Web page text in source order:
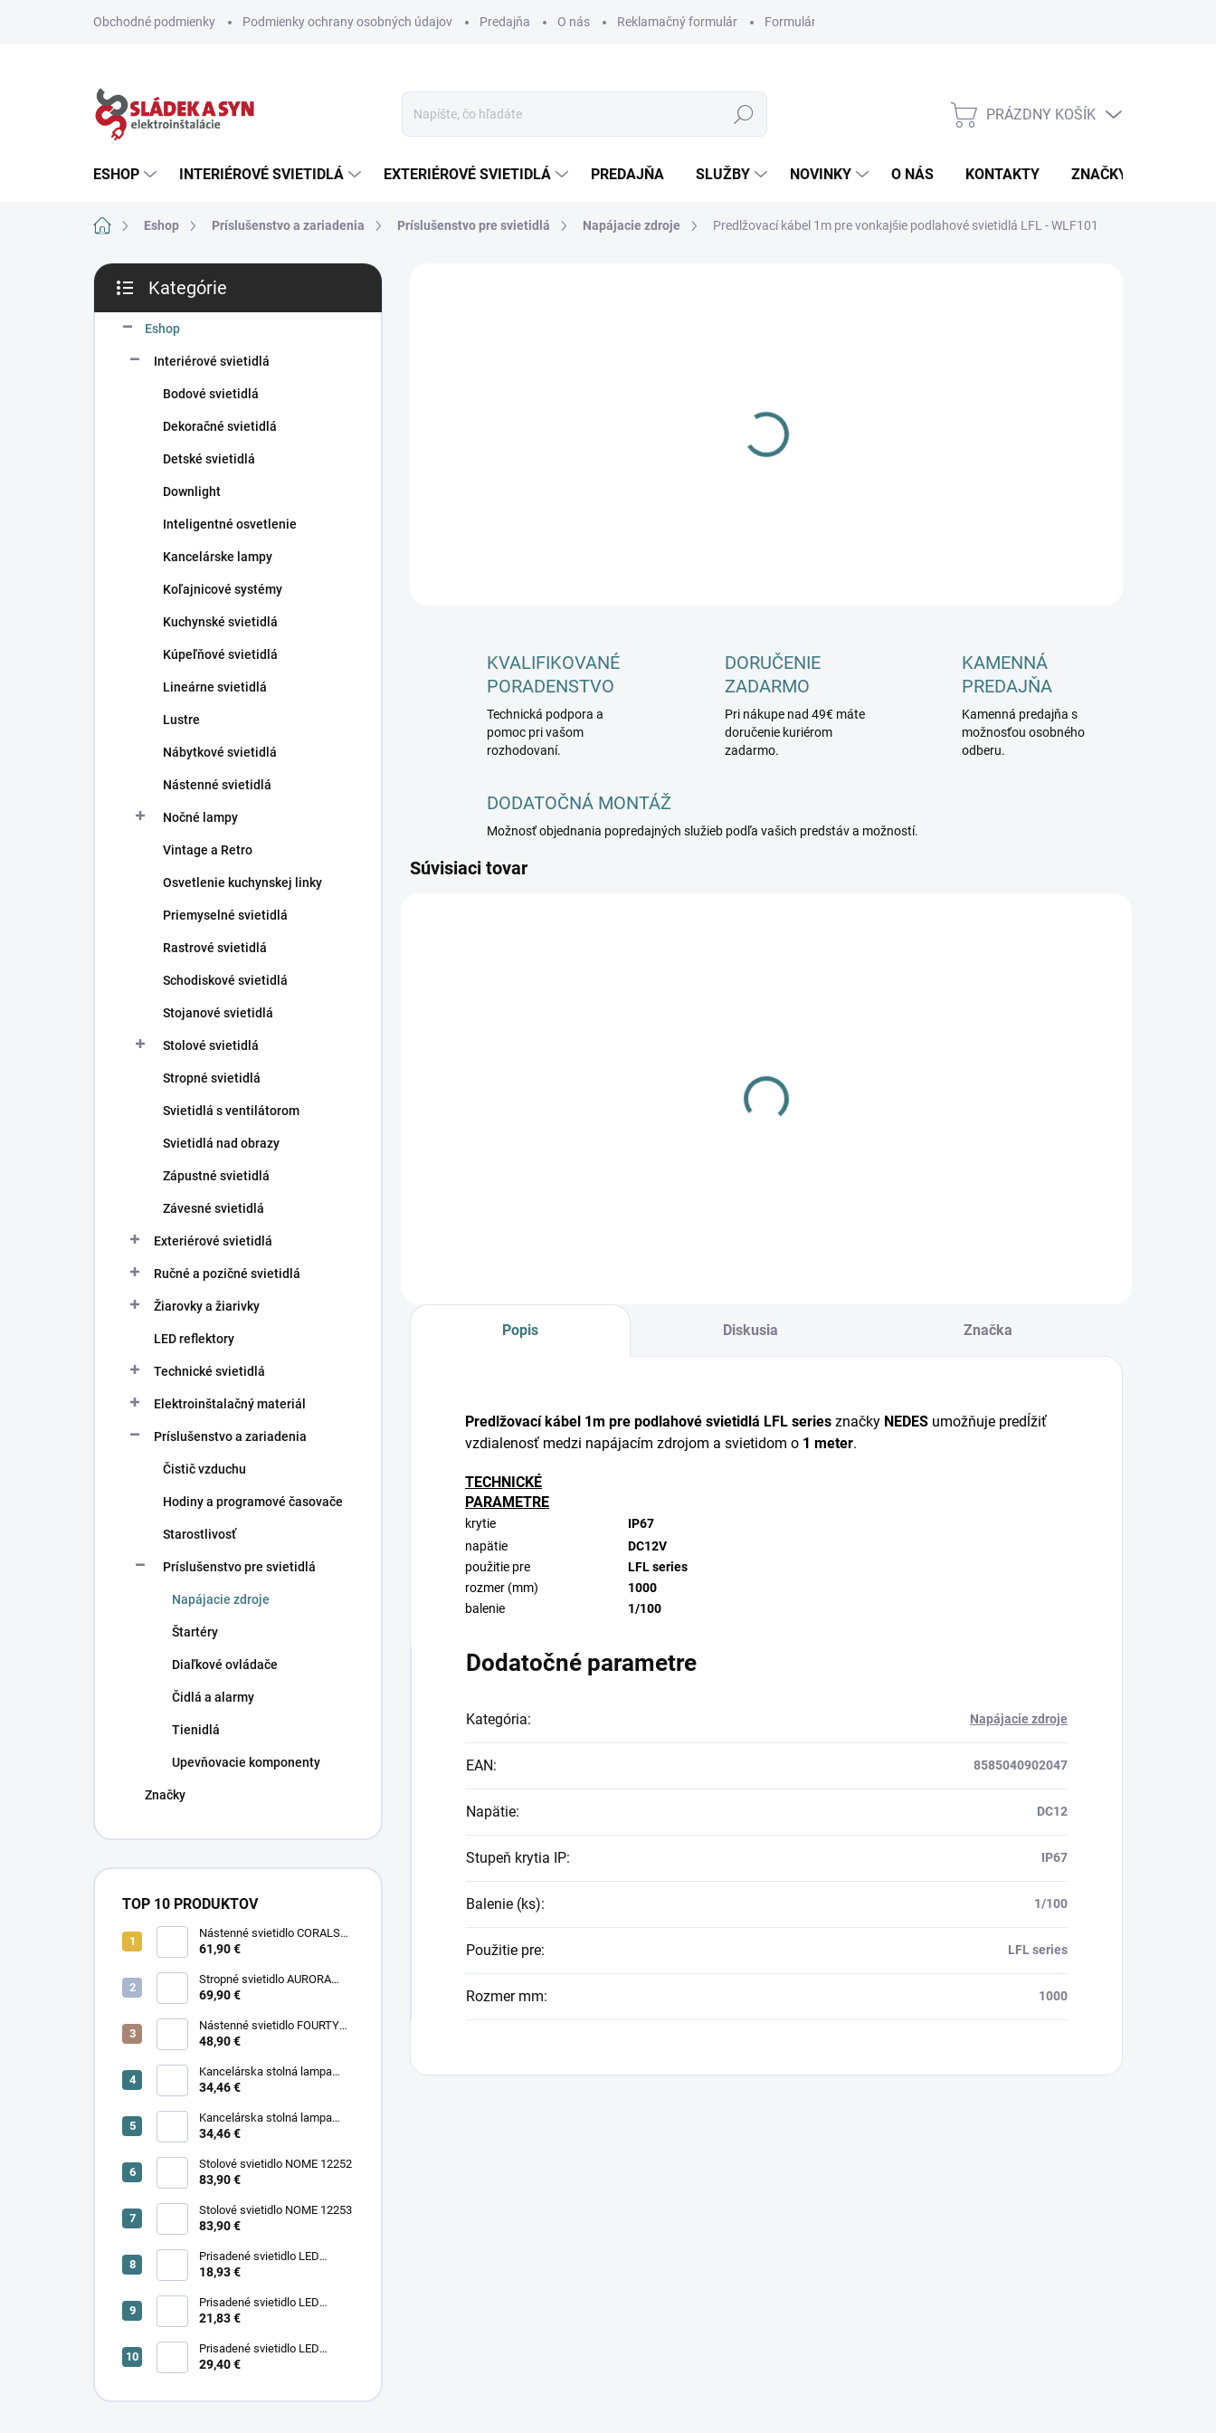
Obchodné podmienky Podmienky ochrany osobných údajov Predajňa O nás Reklamačný formulár Formulár na odstúpenie od zmluvy
Hľadať
NÁKUPNÝ
PRÁZDNY KOŠÍK
ESHOP INTERIÉROVÉ SVIETIDLÁ EXTERIÉROVÉ SVIETIDLÁ PREDAJŇA SLUŽBY NOVINKY O NÁS KONTAKTY ZNAČKY
DomovEshop Príslušenstvo a zariadenia Príslušenstvo pre svietidlá Napájacie zdroje Predlžovací kábel 1m pre vonkajšie podlahové svietidlá LFL - WLF101
B
č
kategórie
Kategórie
Eshop
Interiérové svietidlá
Bodové svietidlá
Dekoračné svietidlá
Detské svietidlá
Downlight
Inteligentné osvetlenie
Kancelárske lampy
Koľajnicové systémy
Kuchynské svietidlá
Kúpeľňové svietidlá
Lineárne svietidlá
Lustre
Nábytkové svietidlá
Nástenné svietidlá
Nočné lampy
Vintage a Retro
Osvetlenie kuchynskej linky
Priemyselné svietidlá
Rastrové svietidlá
Schodiskové svietidlá
Stojanové svietidlá
Stolové svietidlá
Stropné svietidlá
Svietidlá s ventilátorom
Svietidlá nad obrazy
Zápustné svietidlá
Závesné svietidlá
Exteriérové svietidlá
Ručné a pozičné svietidlá
Žiarovky a žiarivky
LED reflektory
Technické svietidlá
Elektroinštalačný materiál
Príslušenstvo a zariadenia
Čistič vzduchu
Hodiny a programové časovače
Starostlivosť
Príslušenstvo pre svietidlá
Napájacie zdroje
Štartéry
Diaľkové ovládače
Čidlá a alarmy
Tienidlá
Upevňovacie komponenty
Značky
TOP 10 PRODUKTOV
Nástenné svietidlo CORALS
11977
61,90 €
Stropné svietidlo AURORA
11971
69,90 €
Nástenné svietidlo FOURTY
WALL S 10888
48,90 €
Kancelárska stolná lampa
PIXA KT-40-GR BL 90420
34,46 €
Kancelárska stolná lampa
PIXA KT-40-BE 90419
34,46 €
Stolové svietidlo NOME 12252
83,90 €
Stolové svietidlo NOME 12253
83,90 €
Prisadené svietidlo LED
18,93 €
Prisadené svietidlo LED
SONOR CCT UP 6W B 24365
21,83 €
Prisadené svietidlo LED
29,40 €
KVALIFIKOVANÉ
PORADENSTVO
Technická podpora a
pomoc pri vašom
rozhodovaní.
DORUČENIE
ZADARMO
Pri nákupe nad 49€ máte
doručenie kuriérom
zadarmo.
KAMENNÁ
PREDAJŇA
Kamenná predajňa s
možnosťou osobného
odberu.
DODATOČNÁ MONTÁŽ
Možnosť objednania popredajných služieb podľa vašich predstáv a možností.
Súvisiaci tovar
Popis Diskusia Značka
Predlžovací kábel 1m pre podlahové svietidlá LFL series značky NEDES umožňuje predĺžiť
vzdialenosť medzi napájacím zdrojom a svietidom o 1 meter.
TECHNICKÉ
PARAMETRE
krytie
IP67
napätie
DC12V
použitie pre
LFL series
rozmer (mm)
1000
balenie
1/100
Dodatočné parametre
Kategória: Napájacie zdroje
EAN: 8585040902047
Napätie: DC12
Stupeň krytia IP: IP67
Balenie (ks): 1/100
Použitie pre: LFL series
Rozmer mm: 1000